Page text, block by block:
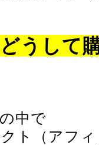
うして
中で
ト（アフ